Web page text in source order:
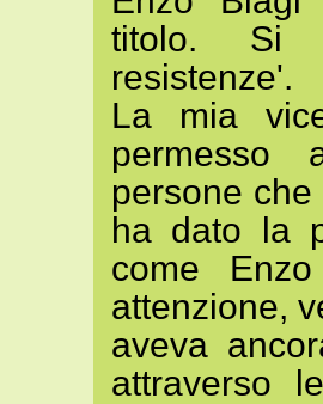
titolo. Si
resistenze'.
La mia
permesso
persone
ha dato la
come
attenzione,
aveva
attraverso